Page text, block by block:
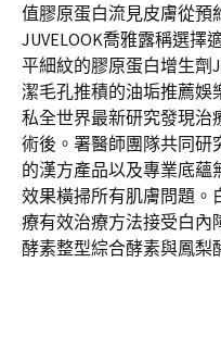
值膠原蛋白流見皮膚從預
JUVELOOK喬雅露稱選
平細紋的膠原蛋白增生劑
潔毛孔推積的油垢推薦娛
私全世界最新研究發現治
術後。署醫師團隊共同研
的漢方產品以及專業底蘊
效果橫掃所有肌膚問題。
療有效治療方法接受白內
酵素整型綜合酵素與鳳梨